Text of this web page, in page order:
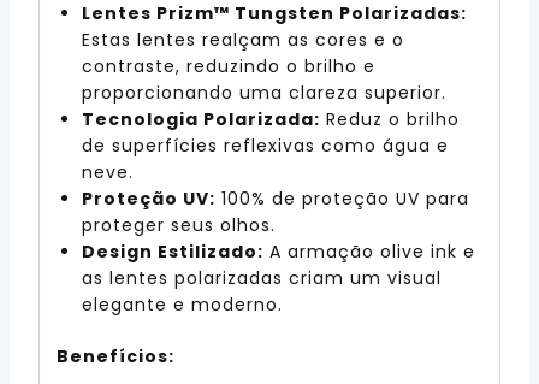
Lentes Prizm™ Tungsten Polarizadas:
Estas lentes realçam as cores e o
contraste, reduzindo o brilho e
proporcionando uma clareza superior.
Tecnologia Polarizada: Reduz o brilho
de superfícies reflexivas como água e
neve.
Proteção UV: 100% de proteção UV para
proteger seus olhos.
Design Estilizado: A armação olive ink e
as lentes polarizadas criam um visual
elegante e moderno.
Benefícios: